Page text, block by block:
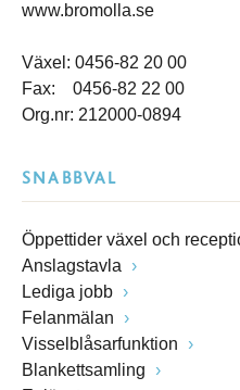
www.bromolla.se
Växel: 0456-82 20 00
Fax: 0456-82 22 00
Org.nr: 212000-0894
SNABBVAL
Öppettider växel och
Anslagstavla
Lediga jobb
Felanmälan
Visselblåsarfunktion
Blankettsamling